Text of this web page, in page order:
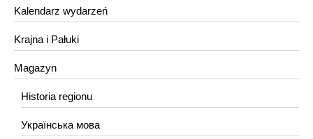
Kalendarz wydarzeń
Krajna i Pałuki
Magazyn
Historia regionu
Українська мова